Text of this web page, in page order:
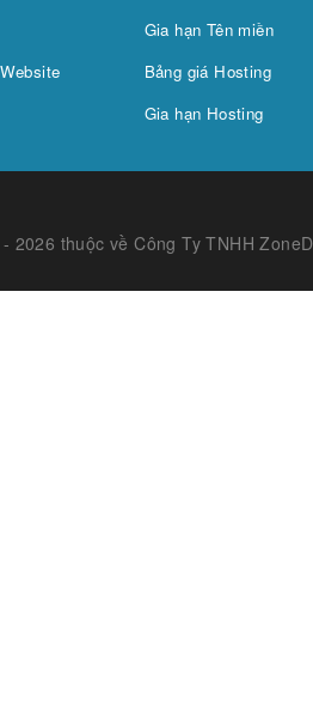
Gia hạn Tên miền
Bảng giá Hosting
Gia hạn Hosting
2026 thuộc về Công Ty TNHH